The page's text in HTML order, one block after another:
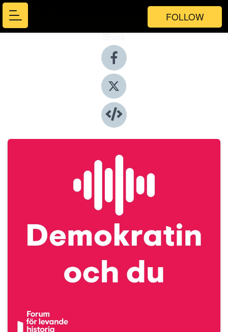
FOLLOW
Share